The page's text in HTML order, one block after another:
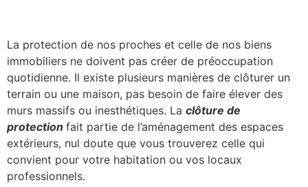
La protection de nos proches et celle de nos biens
immobiliers ne doivent pas créer de préoccupation
quotidienne. Il existe plusieurs manières de clôturer un
terrain ou une maison, pas besoin de faire élever des
murs massifs ou inesthétiques. La clôture de
protection fait partie de l’aménagement des espaces
extérieurs, nul doute que vous trouverez celle qui
convient pour votre habitation ou vos locaux
professionnels.